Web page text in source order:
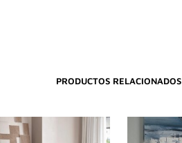
PRODUCTOS RELACIONADOS